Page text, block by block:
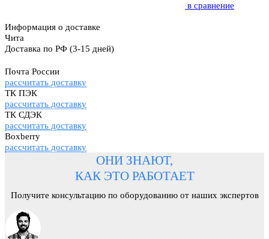
в сравнение
Информация о доставке
Чита
Доставка по РФ (3-15 дней)
Почта России
рассчитать доставку
ТК ПЭК
рассчитать доставку
ТК СДЭК
рассчитать доставку
Boxberry
рассчитать доставку
ОНИ ЗНАЮТ,
КАК ЭТО РАБОТАЕТ
Получите консультацию по оборудованию от наших экспертов